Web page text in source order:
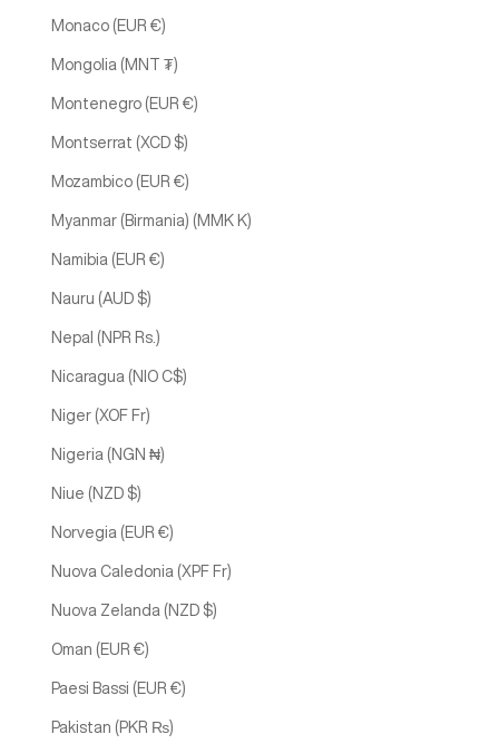
Monaco (EUR €)
Mongolia (MNT ₮)
Montenegro (EUR €)
Montserrat (XCD $)
Mozambico (EUR €)
Myanmar (Birmania) (MMK K)
Namibia (EUR €)
Nauru (AUD $)
Nepal (NPR Rs.)
Nicaragua (NIO C$)
Niger (XOF Fr)
Nigeria (NGN ₦)
Niue (NZD $)
Norvegia (EUR €)
Nuova Caledonia (XPF Fr)
Nuova Zelanda (NZD $)
Oman (EUR €)
Paesi Bassi (EUR €)
Pakistan (PKR ₨)